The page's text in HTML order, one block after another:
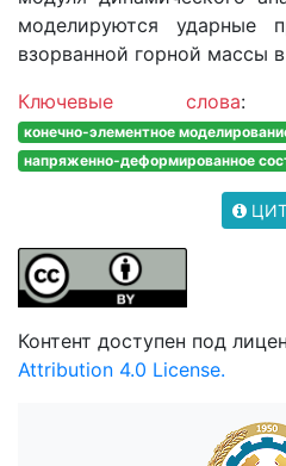
моделируются ударные
взорванной горной массы
Ключевые слова
конечно-элементное
напряженно-деформированное
Контент доступен под
Attribution 4.0 License.